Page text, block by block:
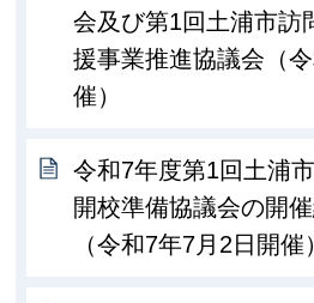
会及び第1回土浦市訪
援事業推進協議会（
催）
令和7年度第1回土浦
開校準備協議会の開
（令和7年7月2日開催